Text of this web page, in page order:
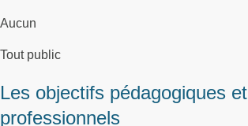
Aucun
Tout public
Les objectifs pédagogiques et
professionnels